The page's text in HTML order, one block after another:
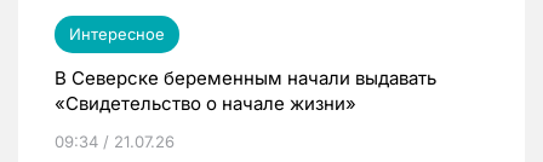
Интересное
В Северске беременным начали выдавать
«Свидетельство о начале жизни»
09:34 / 21.07.26